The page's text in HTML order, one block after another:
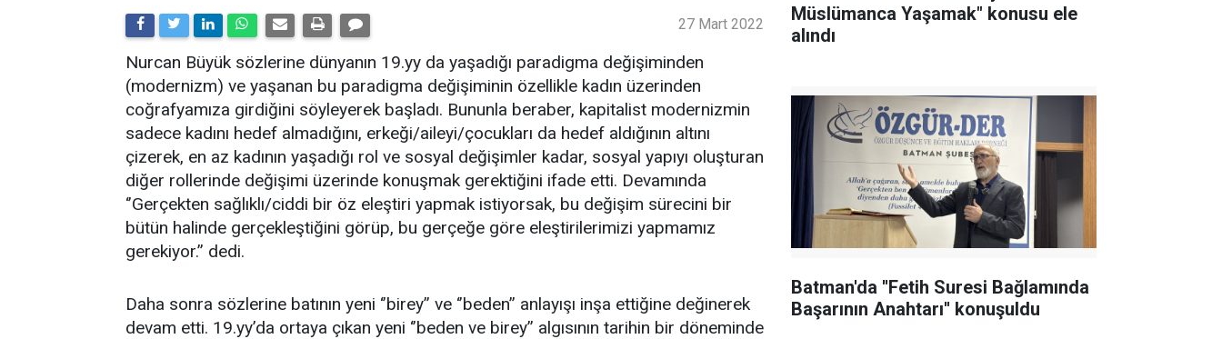
27 Mart 2022
Nurcan Büyük sözlerine dünyanın 19.yy da yaşadığı paradigma değişiminden
(modernizm) ve yaşanan bu paradigma değişiminin özellikle kadın üzerinden
coğrafyamıza girdiğini söyleyerek başladı. Bununla beraber, kapitalist modernizmin
sadece kadını hedef almadığını, erkeği/aileyi/çocukları da hedef aldığının altını
çizerek, en az kadının yaşadığı rol ve sosyal değişimler kadar, sosyal yapıyı oluşturan
diğer rollerinde değişimi üzerinde konuşmak gerektiğini ifade etti. Devamında
‘’Gerçekten sağlıklı/ciddi bir öz eleştiri yapmak istiyorsak, bu değişim sürecini bir
bütün halinde gerçekleştiğini görüp, bu gerçeğe göre eleştirilerimizi yapmamız
gerekiyor.’’ dedi.
Daha sonra sözlerine batının yeni ‘’birey’’ ve ‘’beden’’ anlayışı inşa ettiğine değinerek
devam etti. 19.yy’da ortaya çıkan yeni ‘’beden ve birey’’ algısının tarihin bir döneminde
Müslümanca Yaşamak" konusu ele
alındı
Batman'da ''Fetih Suresi Bağlamında
Başarının Anahtarı'' konuşuldu